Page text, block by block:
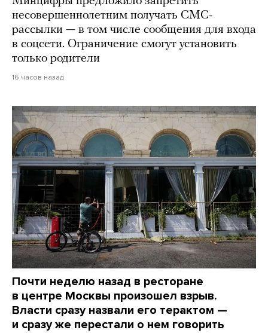
несовершеннолетним получать СМС-
рассылки — в том числе сообщения для входа
в соцсети. Ограничение смогут установить
только родители
16 часов назад
Почти неделю назад в ресторане
в центре Москвы произошел взрыв.
Власти сразу назвали его терактом —
и сразу же перестали о нем говорить